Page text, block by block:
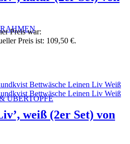
ÜBERTÖPFE
Preis war:
Preis ist: 109,50 €.
weiß (2er Set) von